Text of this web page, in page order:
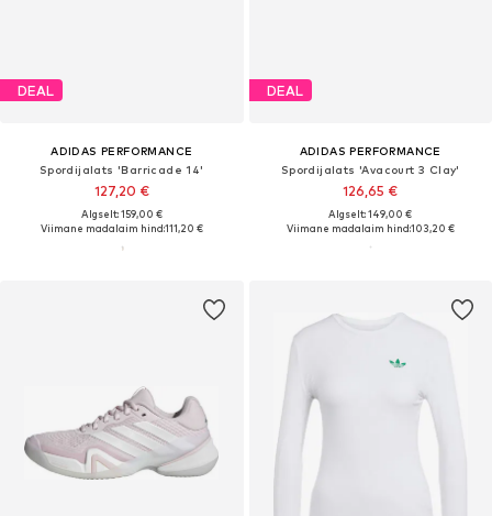
DEAL
ADIDAS PERFORMANCE
Spordijalats 'Barricade 14'
127,20 €
Algselt: 159,00 €
Viimane madalaim hind:111,20 €
DEAL
ADIDAS PERFORMANCE
Spordijalats 'Avacourt 3 Clay'
126,65 €
Algselt: 149,00 €
Viimane madalaim hind:103,20 €